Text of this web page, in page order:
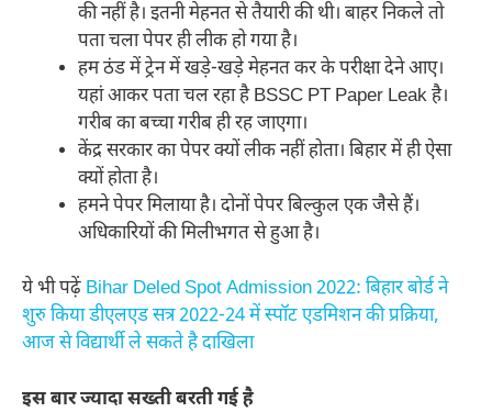
की नहीं है। इतनी मेहनत से तैयारी की थी। बाहर निकले तो
पता चला पेपर ही लीक हो गया है।
हम ठंड में ट्रेन में खड़े-खड़े मेहनत कर के परीक्षा देने आए।
यहां आकर पता चल रहा है BSSC PT Paper Leak है।
गरीब का बच्चा गरीब ही रह जाएगा।
केंद्र सरकार का पेपर क्यों लीक नहीं होता। बिहार में ही ऐसा
क्यों होता है।
हमने पेपर मिलाया है। दोनों पेपर बिल्कुल एक जैसे हैं।
अधिकारियों की मिलीभगत से हुआ है।
ये भी पढ़ें Bihar Deled Spot Admission 2022: बिहार बोर्ड ने
शुरु किया डीएलएड सत्र 2022-24 में स्पॉट एडमिशन की प्रक्रिया,
आज से विद्यार्थी ले सकते है दाखिला
इस बार ज्यादा सख्ती बरती गई है